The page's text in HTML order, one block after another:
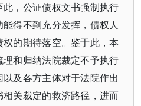
，公证债权文书强制执行
得不到充分发挥，债权人
的期待落空。鉴于此，本
和归纳法院裁定不予执行
及各方主体对于法院作出
关裁定的救济路径，进而